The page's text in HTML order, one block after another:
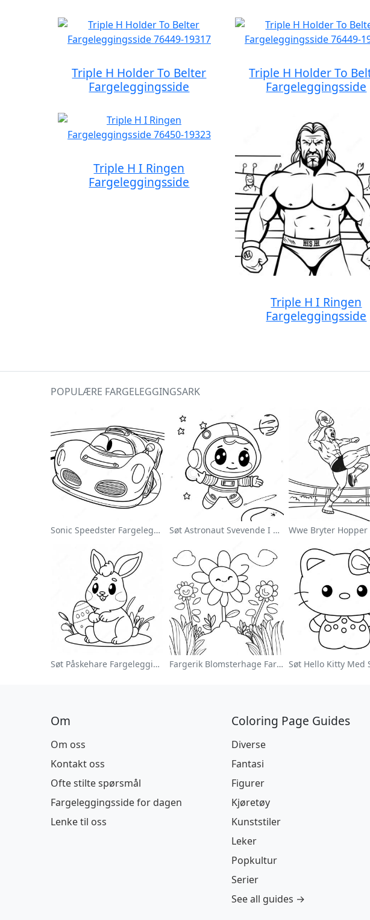
Triple H Holder To Belter
Fargeleggingsside
Triple H Holder To
Fargeleggingsside
Triple H I Ringen
Fargeleggingsside
Triple H I Ringen
Fargeleggingsside
POPULÆRE FARGELEGGINGSARK
Sonic Speedster Fargeleggingsside Søt Astronaut Svevende I Rommet Fargeleggingsside
Søt Påskehare Fargeleggingsside Fargerik Blomsterhage Fargeleggingsside
Om
Om oss
Kontakt oss
Ofte stilte spørsmål
Fargeleggingsside for dagen
Lenke til oss
Coloring Page Guides
Diverse
Fantasi
Figurer
Kjøretøy
Kunststiler
Leker
Popkultur
Serier
See all guides →